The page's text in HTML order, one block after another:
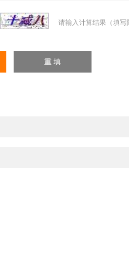
请输入计算结果（填